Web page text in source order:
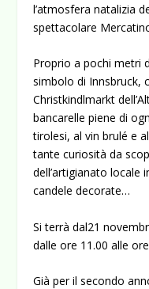
l’atmosfera natalizia
spettacolare
Proprio a pochi metri
simbolo di Innsbruck,
Christkindlmarkt
bancarelle piene di
tirolesi, al vin brulé e
tante curiosità da
dell’artigianato locale
candele decorate…
Si terrà dal21
dalle ore 11.00 alle
Già per il secondo